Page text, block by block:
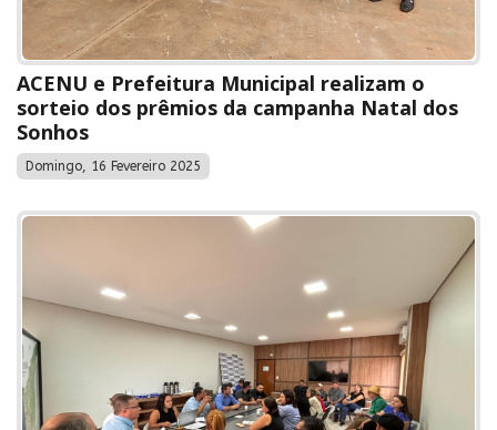
ACENU e Prefeitura Municipal realizam o
sorteio dos prêmios da campanha Natal dos
Sonhos
Domingo, 16 Fevereiro 2025